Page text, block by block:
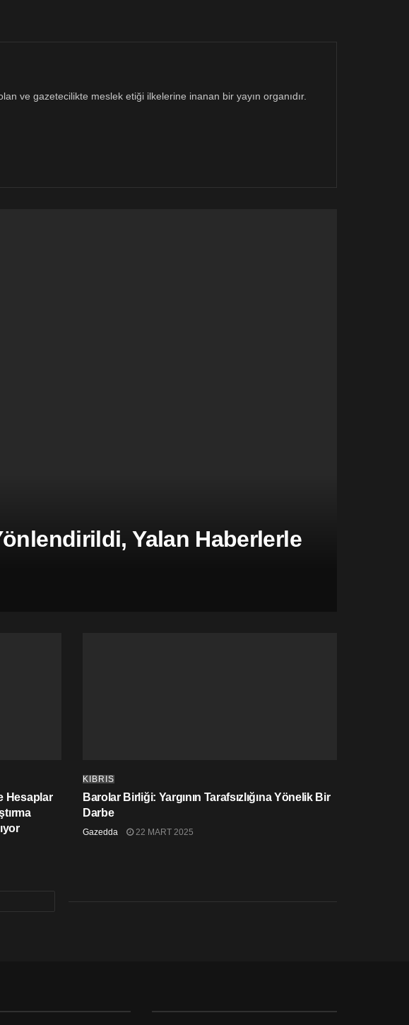
ve gazetecilikte meslek etiği ilkelerine inanan bir yayın organıdır.
Yalan Haberlerle
Hesaplar
KIBRIS
Barolar Birliği: Yargının Tarafsızlığına Yönelik Bir
Darbe
Gazedda 22 MART 2025